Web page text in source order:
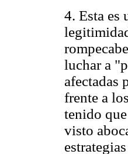
4. Esta es
luchar a
afectadas
frente a
tenido
visto